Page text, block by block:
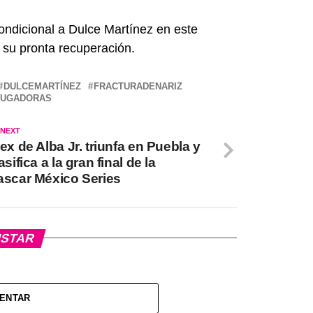
a Dulce Martínez en este
pronta recuperación.
DULCEMARTÍNEZ
FRACTURADENARIZ
de Alba Jr. triunfa en Puebla y
a la gran final de la
México Series